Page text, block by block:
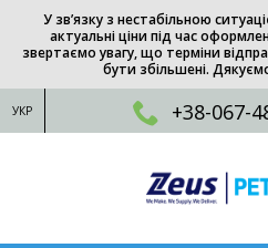
У зв’язку з нестабільною
актуальні ціни під час
звертаємо увагу, що терміни
бути збільшені.
УКР +38-067-